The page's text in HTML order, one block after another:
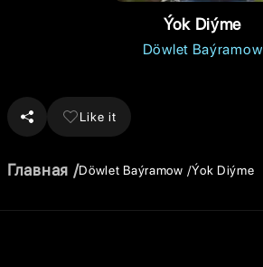
Ýok Diýme
Döwlet Baýramow
Like it
Главная Döwlet Baýramow Ýok Diýme